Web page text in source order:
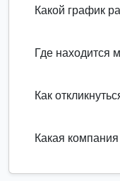
Какой график
Где находится
Как
Какая